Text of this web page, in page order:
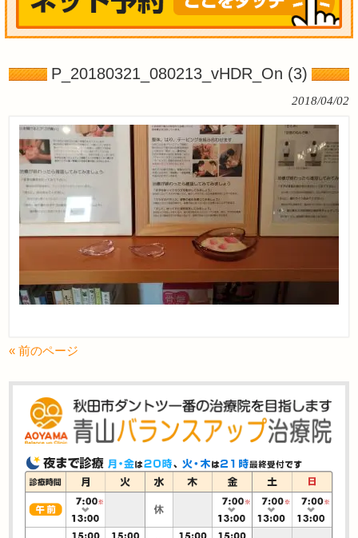
P_20180321_080213_vHDR_On (3)
2018/04/02
« 前のページ